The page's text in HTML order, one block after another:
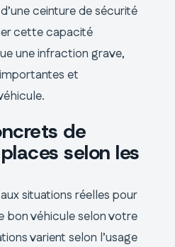
ceinture de sécurité
cette capacité
une infraction grave,
et
de
selon les
situations réelles pour
bon véhicule selon votre
varient selon l’usage